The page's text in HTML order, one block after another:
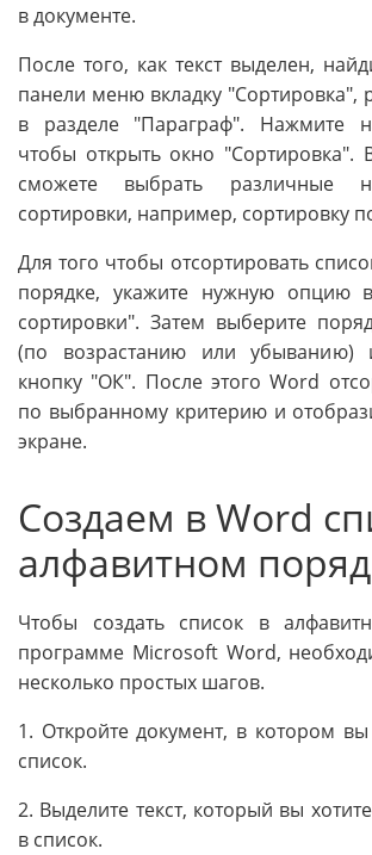
в документе.
После того, как текст выделен,
панели меню вкладку "Сортировка",
в разделе "Параграф". Нажмите
чтобы открыть окно "Сортировка".
сможете выбрать различные
сортировки, например, сортировку
Для того чтобы отсортировать
порядке, укажите нужную опцию
сортировки". Затем выберите
(по возрастанию или
кнопку "ОК". После этого Word
по выбранному критерию и
экране.
Создаем в Word
алфавитном
Чтобы создать список в
программе Microsoft Word,
несколько простых шагов.
1. Откройте документ, в котором вы
список.
2. Выделите текст, который вы
в список.